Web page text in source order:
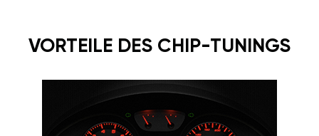
VORTEILE DES CHIP-TUNINGS